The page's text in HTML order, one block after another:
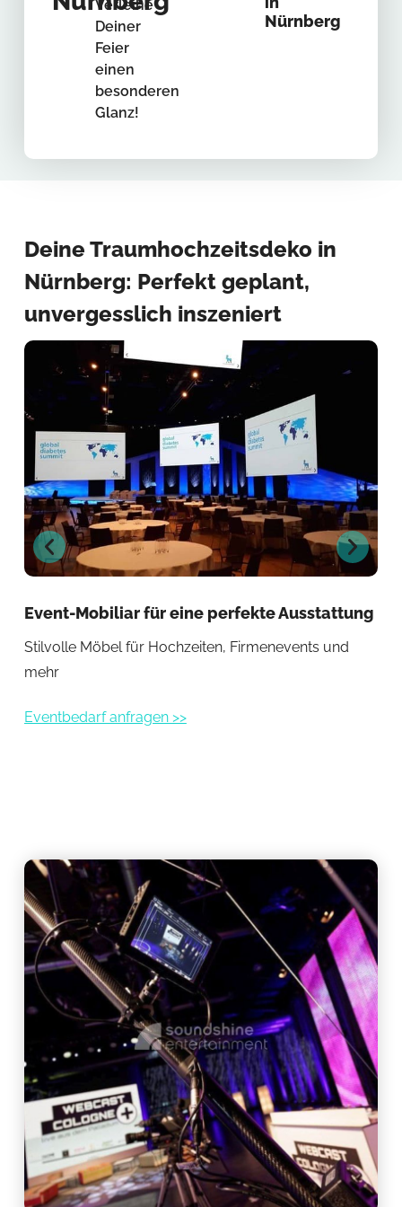
Verleihe
Deiner
Feier
einen
besonderen
Glanz!
Nürnberg
Deine Traumhochzeitsdeko in
Nürnberg: Perfekt geplant,
unvergesslich inszeniert
Event-Mobiliar für eine perfekte Ausstattung
Stilvolle Möbel für Hochzeiten, Firmenevents und
mehr
Eventbedarf anfragen >>